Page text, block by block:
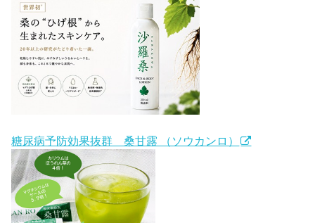
糖尿病予防効果抜群 桑甘露 （ソウカンロ）